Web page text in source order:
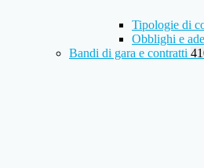
Tipologie di
Obblighi e
Bandi di gara e contratti